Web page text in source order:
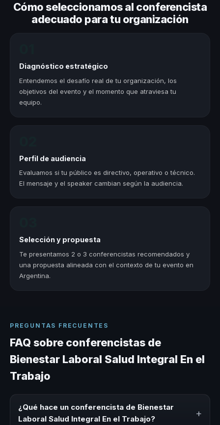
Cómo seleccionamos al conferencista
adecuado para tu organización
Diagnóstico estratégico
Entendemos el desafío real de tu organización, los
objetivos del evento y el momento que atraviesa tu
equipo.
Perfil de audiencia
Evaluamos si tu público es directivo, operativo o técnico.
El mensaje y el speaker cambian según la audiencia.
Selección y propuesta
Te presentamos 2 o 3 conferencistas recomendados y
una propuesta alineada con el contexto de tu evento en
Argentina.
PREGUNTAS FRECUENTES
FAQ sobre conferencistas de
Bienestar Laboral Salud Integral En el
Trabajo
¿Qué hace un conferencista de Bienestar
Laboral Salud Integral En el Trabajo?
+